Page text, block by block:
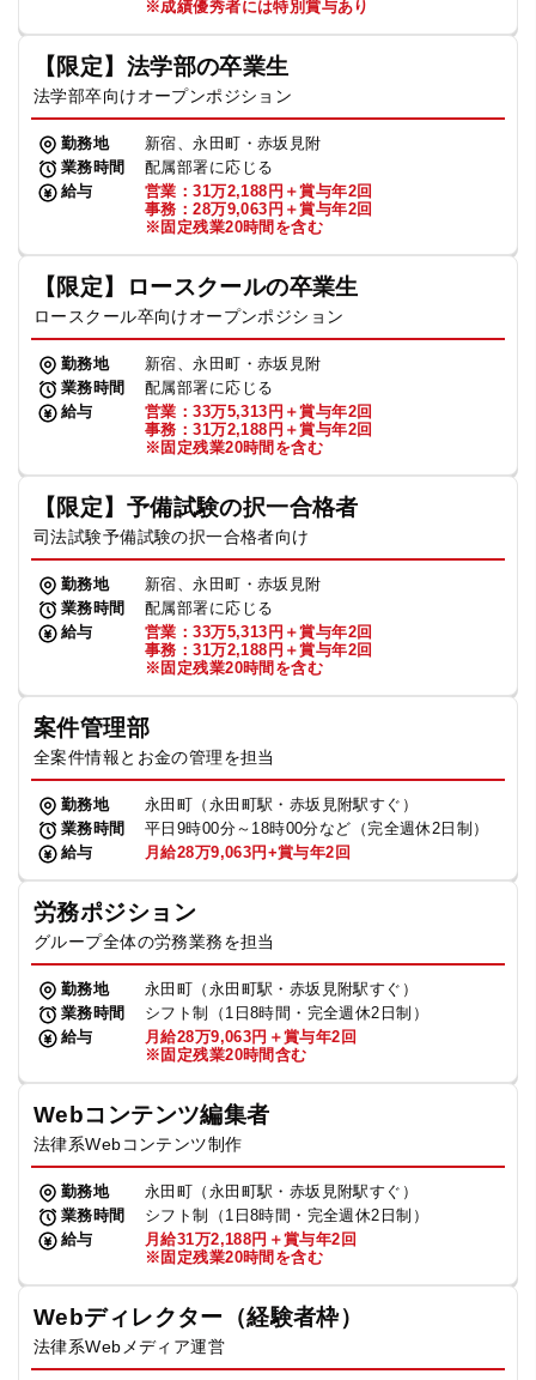
※成績優秀者には特別賞与あり
【限定】法学部の卒業生
法学部卒向けオープンポジション
勤務地
新宿、永田町・赤坂見附
業務時間
配属部署に応じる
給与
営業：31万2,188円＋賞与年2回
事務：28万9,063円＋賞与年2回
※固定残業20時間を含む
【限定】ロースクールの卒業生
ロースクール卒向けオープンポジション
勤務地
新宿、永田町・赤坂見附
業務時間
配属部署に応じる
給与
営業：33万5,313円＋賞与年2回
事務：31万2,188円＋賞与年2回
※固定残業20時間を含む
【限定】予備試験の択一合格者
司法試験予備試験の択一合格者向け
勤務地
新宿、永田町・赤坂見附
業務時間
配属部署に応じる
給与
営業：33万5,313円＋賞与年2回
事務：31万2,188円＋賞与年2回
※固定残業20時間を含む
案件管理部
全案件情報とお金の管理を担当
勤務地
永田町（永田町駅・赤坂見附駅すぐ）
業務時間
平日9時00分～18時00分など（完全週休2日制）
給与
月給28万9,063円+賞与年2回
労務ポジション
グループ全体の労務業務を担当
勤務地
永田町（永田町駅・赤坂見附駅すぐ）
業務時間
シフト制（1日8時間・完全週休2日制）
給与
月給28万9,063円＋賞与年2回
※固定残業20時間含む
Webコンテンツ編集者
法律系Webコンテンツ制作
勤務地
永田町（永田町駅・赤坂見附駅すぐ）
業務時間
シフト制（1日8時間・完全週休2日制）
給与
月給31万2,188円＋賞与年2回
※固定残業20時間を含む
Webディレクター（経験者枠）
法律系Webメディア運営